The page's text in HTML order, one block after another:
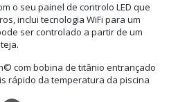
o seu painel de controlo LED que
inclui tecnologia WiFi para um
ser controlado a partir de um
com bobina de titânio entrançado
rápido da temperatura da piscina